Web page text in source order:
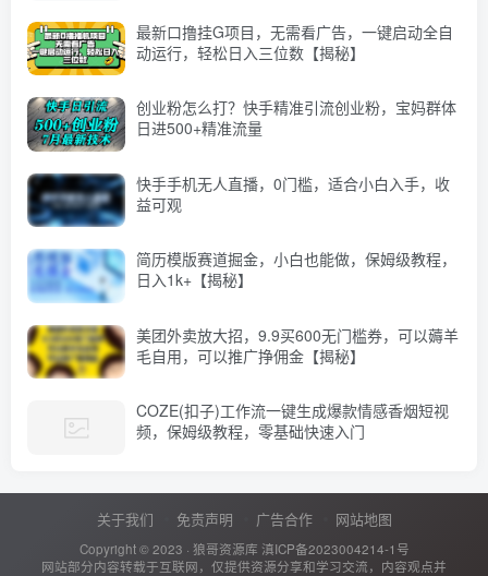
最新口撸挂G项目，无需看广告，一键启动全自
动运行，轻松日入三位数【揭秘】
创业粉怎么打？快手精准引流创业粉，宝妈群体
日进500+精准流量
快手手机无人直播，0门槛，适合小白入手，收
益可观
简历模版赛道掘金，小白也能做，保姆级教程，
日入1k+【揭秘】
美团外卖放大招，9.9买600无门槛券，可以薅羊
毛自用，可以推广挣佣金【揭秘】
COZE(扣子)工作流一键生成爆款情感香烟短视
频，保姆级教程，零基础快速入门
关于我们 免责声明 广告合作 网站地图
Copyright © 2023 · 狼哥资源库 滇ICP备2023004214-1号
网站部分内容转载于互联网，仅提供资源分享和学习交流，内容观点并